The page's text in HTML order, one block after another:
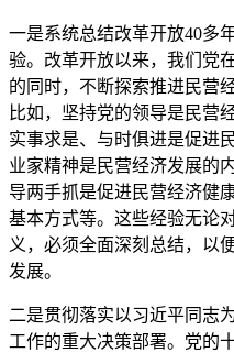
一是系统总结改革开放40多
验。改革开放以来，我们党
的同时，不断探索推进民营
比如，坚持党的领导是民营
实事求是、与时俱进是促进
业家精神是民营经济发展的
导两手抓是促进民营经济健
基本方式等。这些经验无论
义，必须全面深刻总结，以
发展。
二是贯彻落实以习近平同志
工作的重大决策部署。党的